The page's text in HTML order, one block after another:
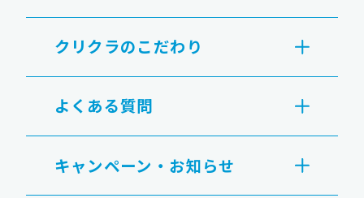
クリクラのこだわり
よくある質問
キャンペーン・お知らせ